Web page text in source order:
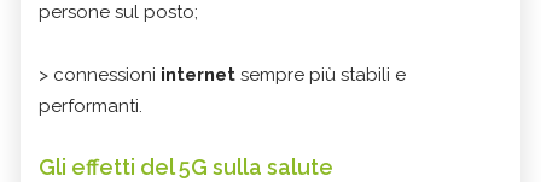
persone sul posto;
> connessioni internet sempre più stabili e
performanti.
Gli effetti del 5G sulla salute